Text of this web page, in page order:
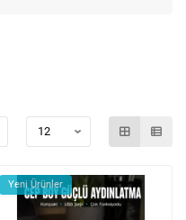
Yeni Ürünler